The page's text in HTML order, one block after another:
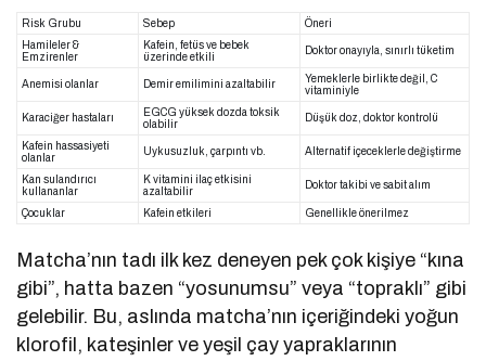
Risk Grubu Sebep
Öneri
Hamileler &
Emzirenler
Kafein, fetüs ve bebek
üzerinde etkili
Doktor onayıyla, sınırlı tüketim
Anemisi olanlar Demir emilimini azaltabilir
Yemeklerle birlikte değil, C
vitaminiyle
Karaciğer hastaları
EGCG yüksek dozda toksik
olabilir
Düşük doz, doktor kontrolü
Kafein hassasiyeti
olanlar
Uykusuzluk, çarpıntı vb. Alternatif içeceklerle değiştirme
Kan sulandırıcı
kullananlar
K vitamini ilaç etkisini
azaltabilir
Doktor takibi ve sabit alım
Çocuklar Kafein etkileri Genellikle önerilmez
Matcha’nın tadı ilk kez deneyen pek çok kişiye “kına
gibi”, hatta bazen “yosunumsu” veya “topraklı” gibi
gelebilir. Bu, aslında matcha’nın içeriğindeki yoğun
klorofil, kateşinler ve yeşil çay yapraklarının